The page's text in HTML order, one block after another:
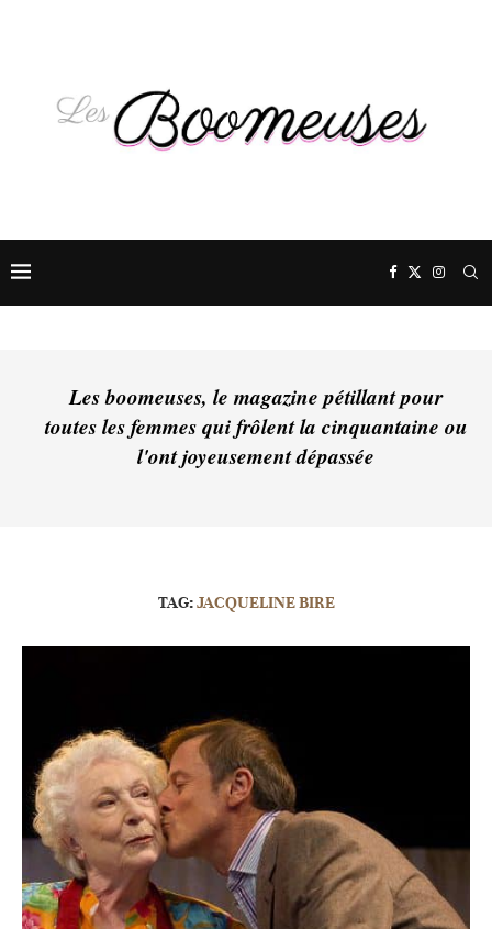
Les boomeuses, le magazine pétillant pour
toutes les femmes qui frôlent la cinquantaine ou
l'ont joyeusement dépassée
TAG:JACQUELINE BIRE